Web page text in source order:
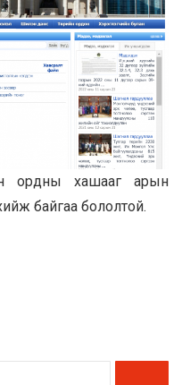
ордны хашааг арын
байгаа бололтой.